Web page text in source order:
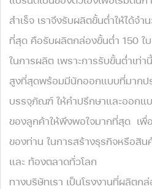
สำเร็จ เราจึงรับผลิตขั้นต่ำให้ได้จำ
ที่สุด คือรับผลิตกล่องขั้นต่ำ 150 ใ
ในการผลิต เพราะการรับขั้นต่ำเท่า
สูงที่สุดพร้อมมีนักออกแบบที่มากป
บรรจุภัณฑ์ ให้คำปรึกษาและออกแ
ของลูกค้าให้พึงพอใจมากที่สุด เพื่
ของท่าน ในการสร้างธุรกิจหรือสิน
และ ท้องตลาดทั่วโลก
ทางบริษัทเรา เป็นโรงงานที่ผลิตก